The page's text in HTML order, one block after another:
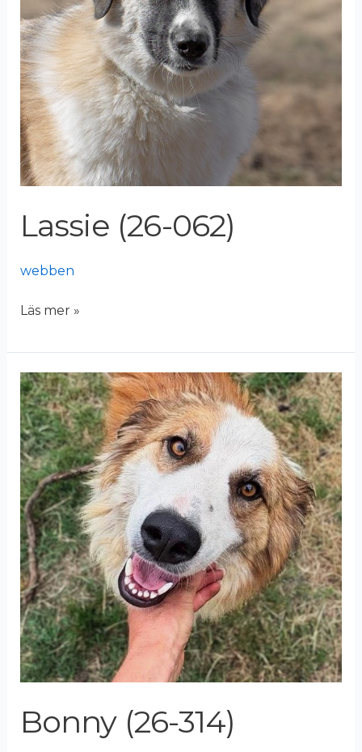
Lassie (26-062)
webben
Läs mer »
Bonny (26-314)
Bonny
(26-
314)